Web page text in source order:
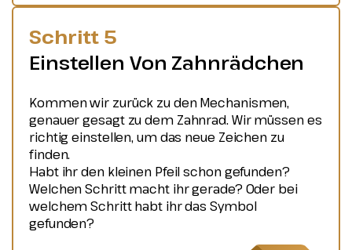
Schritt 5
Einstellen Von Zahnrädchen
Kommen wir zurück zu den Mechanismen,
genauer gesagt zu dem Zahnrad. Wir müssen es
richtig einstellen, um das neue Zeichen zu
finden.
Habt ihr den kleinen Pfeil schon gefunden?
Welchen Schritt macht ihr gerade? Oder bei
welchem Schritt habt ihr das Symbol
gefunden?